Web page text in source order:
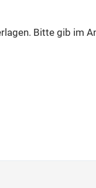
Bitte gib im